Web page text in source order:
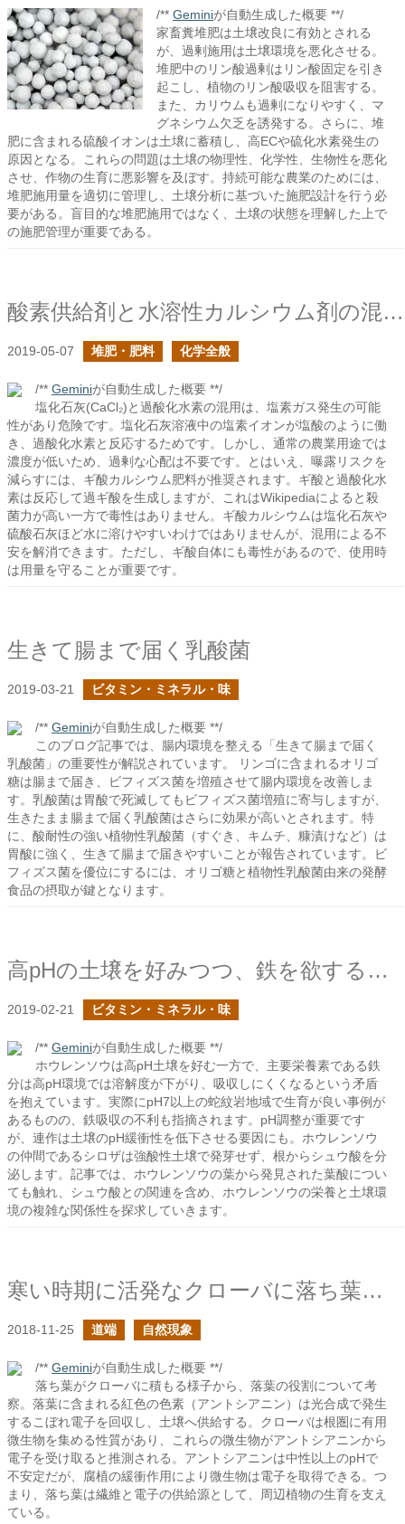
/** Geminiが自動生成した概要 **/
家畜糞堆肥は土壌改良に有効とされる
が、過剰施用は土壌環境を悪化させる。
堆肥中のリン酸過剰はリン酸固定を引き
起こし、植物のリン酸吸収を阻害する。
また、カリウムも過剰になりやすく、マ
グネシウム欠乏を誘発する。さらに、堆
肥に含まれる硫酸イオンは土壌に蓄積し、高ECや硫化水素発生の
原因となる。これらの問題は土壌の物理性、化学性、生物性を悪化
させ、作物の生育に悪影響を及ぼす。持続可能な農業のためには、
堆肥施用量を適切に管理し、土壌分析に基づいた施肥設計を行う必
要がある。盲目的な堆肥施用ではなく、土壌の状態を理解した上で
の施肥管理が重要である。
酸素供給剤と水溶性カルシウム剤の混用はダメなのか？の続き
2019-05-07 堆肥・肥料 化学全般
/** Geminiが自動生成した概要 **/
塩化石灰(CaCl₂)と過酸化水素の混用は、塩素ガス発生の可能
性があり危険です。塩化石灰溶液中の塩素イオンが塩酸のように働
き、過酸化水素と反応するためです。しかし、通常の農業用途では
濃度が低いため、過剰な心配は不要です。とはいえ、曝露リスクを
減らすには、ギ酸カルシウム肥料が推奨されます。ギ酸と過酸化水
素は反応して過ギ酸を生成しますが、これはWikipediaによると殺
菌力が高い一方で毒性はありません。ギ酸カルシウムは塩化石灰や
硫酸石灰ほど水に溶けやすいわけではありませんが、混用による不
安を解消できます。ただし、ギ酸自体にも毒性があるので、使用時
は用量を守ることが重要です。
生きて腸まで届く乳酸菌
2019-03-21 ビタミン・ミネラル・味
/** Geminiが自動生成した概要 **/
このブログ記事では、腸内環境を整える「生きて腸まで届く
乳酸菌」の重要性が解説されています。 リンゴに含まれるオリゴ
糖は腸まで届き、ビフィズス菌を増殖させて腸内環境を改善しま
す。乳酸菌は胃酸で死滅してもビフィズス菌増殖に寄与しますが、
生きたまま腸まで届く乳酸菌はさらに効果が高いとされます。特
に、酸耐性の強い植物性乳酸菌（すぐき、キムチ、糠漬けなど）は
胃酸に強く、生きて腸まで届きやすいことが報告されています。ビ
フィズス菌を優位にするには、オリゴ糖と植物性乳酸菌由来の発酵
食品の摂取が鍵となります。
高pHの土壌を好みつつ、鉄を欲するホウレンソウ
2019-02-21 ビタミン・ミネラル・味
/** Geminiが自動生成した概要 **/
ホウレンソウは高pH土壌を好む一方で、主要栄養素である鉄
分は高pH環境では溶解度が下がり、吸収しにくくなるという矛盾
を抱えています。実際にpH7以上の蛇紋岩地域で生育が良い事例が
あるものの、鉄吸収の不利も指摘されます。pH調整が重要です
が、連作は土壌のpH緩衝性を低下させる要因にも。ホウレンソウ
の仲間であるシロザは強酸性土壌で発芽せず、根からシュウ酸を分
泌します。記事では、ホウレンソウの葉から発見された葉酸につい
ても触れ、シュウ酸との関連を含め、ホウレンソウの栄養と土壌環
境の複雑な関係性を探求していきます。
寒い時期に活発なクローバに落ち葉が積もる
2018-11-25 道端 自然現象
/** Geminiが自動生成した概要 **/
落ち葉がクローバに積もる様子から、落葉の役割について考
察。落葉に含まれる紅色の色素（アントシアニン）は光合成で発生
するこぼれ電子を回収し、土壌へ供給する。クローバは根圏に有用
微生物を集める性質があり、これらの微生物がアントシアニンから
電子を受け取ると推測される。アントシアニンは中性以上のpHで
不安定だが、腐植の緩衝作用により微生物は電子を取得できる。つ
まり、落ち葉は繊維と電子の供給源として、周辺植物の生育を支え
ている。